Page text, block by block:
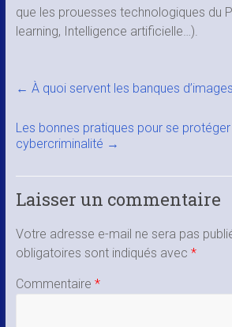
que les prouesses technologiques du
learning, Intelligence artificielle…).
← À quoi servent les banques
Les bonnes pratiques pour se
cybercriminalité →
Laisser un commentaire
Votre adresse e-mail ne sera pas
obligatoires sont indiqués avec *
Commentaire *